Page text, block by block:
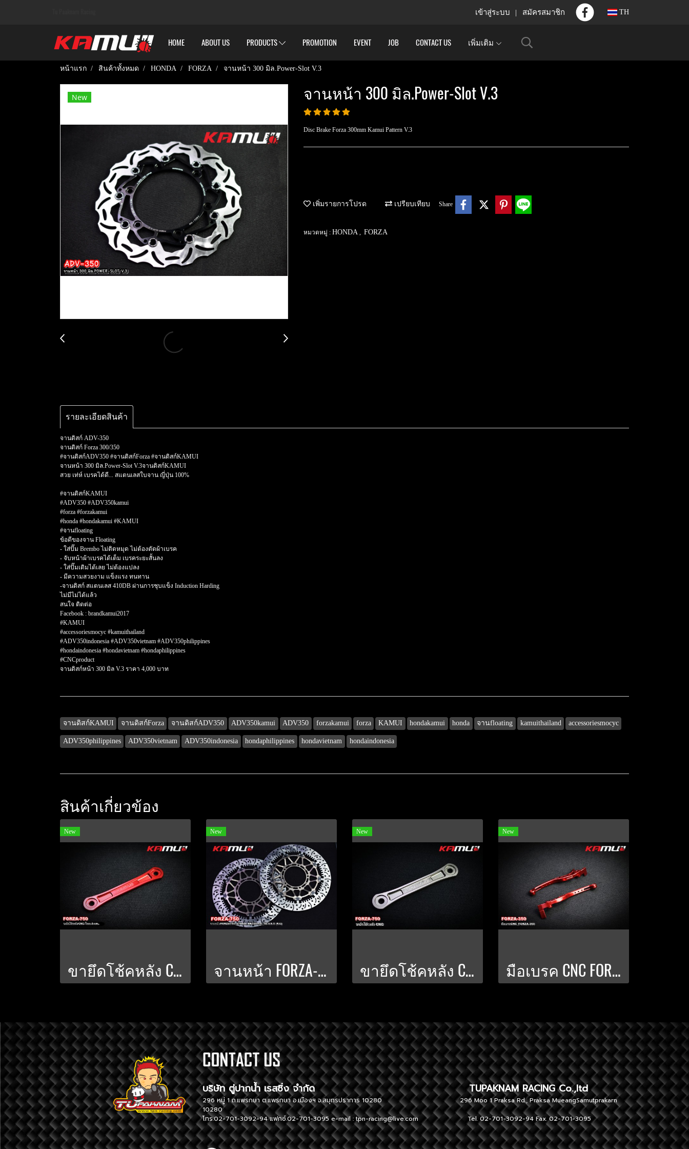
เข้าสู่ระบบ สมัครสมาชิก TH
HOME ABOUT US PRODUCTS PROMOTION EVENT JOB CONTACT US เพิ่มเติม
หน้าแรก สินค้าทั้งหมด HONDA FORZA จานหน้า 300 มิล.Power-Slot V.3
New จานหน้า 300 มิล.Power-Slot V.3
Disc Brake Forza 300mm Kamui Pattern V.3
เพิ่มรายการโปรด เปรียบเทียบ Share
หมวดหมู่ : HONDA FORZA
รายละเอียดสินค้า
จานดิสก์ ADV-350
จานดิสก์ Forza 300/350
#จานดิสก์ADV350 #จานดิสก์Forza #จานดิสก์KAMUI
จานหน้า 300 มิล.Power-Slot V.3จานดิสก์KAMUI
สวย เท่ห์ เบรคได้ดี... สแตนเลสใบจาน ญี่ปุ่น 100%
#จานดิสก์KAMUI
#ADV350 #ADV350kamui
#forza #forzakamui
#honda #hondakamui #KAMUI
#จานfloating
ข้อดีของจาน Floating
- ใส่ปั๊ม Brembo ไม่ติดหมุด ไม่ต้องตัดผ้าเบรค
- จับหน้าผ้าเบรคได้เต็ม เบรคระยะสั้นลง
- ใส่ปั๊มเดิมได้เลย ไม่ต้องแปลง
- มีความสวยงาม แข็งแรง ทนทาน
-จานดิสก์ สแตนเลส 410DB ผ่านการชุบแข็ง Induction Harding
ไม่มีไม่ได้แล้ว
สนใจ ติดต่อ
Facebook : brandkamui2017
#KAMUI
#accessoriesmocyc #kamuithailand
#ADV350indonesia #ADV350vietnam #ADV350philippines
#hondaindonesia #hondavietnam #hondaphilippines
#CNCproduct
จานดิสก์หน้า 300 มิล V.3 ราคา​ 4,000 บาท
จานดิสก์KAMUI จานดิสก์Forza จานดิสก์ADV350 ADV350kamui ADV350 forzakamui forza KAMUI hondakamui honda จานfloating kamuithailand accessoriesmocyc
ADV350philippines ADV350vietnam ADV350indonesia hondaphilippines hondavietnam hondaindonesia
สินค้าเกี่ยวข้อง
New
ขายึดโช้คหลัง CNC โหลด 2 CM. สำหรับ FORZA-750
New
จานหน้า FORZA-750 310 มิล. TD-V9.1 สำหรับปั๊ม BREMBO
New
ขายึดโช้คหลัง CNC สำหรับ FORZA-750
New
มือเบรค CNC FORZA-350 V.2
บริษัท ตู่ปากน้ำ เรสซิ่ง จำกัด TUPAKNAM RACING Co.,ltd
296 หมู่ 1 ถ.แพรกษา ต.แพรกษา อ.เมืองฯ จ.สมุทรปราการ 10280 296 Moo 1 Praksa Rd., Praksa MueangSamutprakarn
10280
โทร.02-701-3092-94 แฟกซ์.02-701-3095 e-mail :tpn-racing@live.comTel. 02-701-3092-94 Fax. 02-701-3095